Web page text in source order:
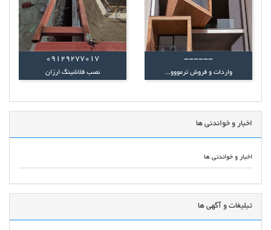
------
واردات و فروش ترمووو...
09129277017
نصب فلاشینگ ارزان
اخبار و خواندنی ها
اخبار و خواندنی ها
تبلیغات و آگهی ها